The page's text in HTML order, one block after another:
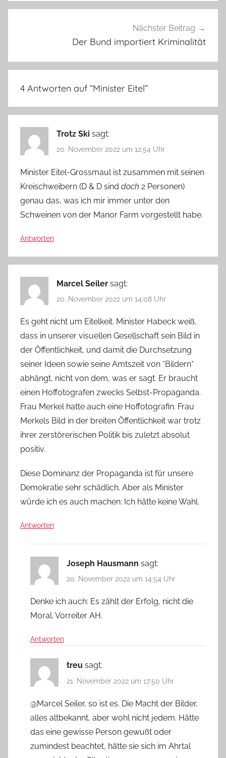
Nächster Beitrag
Der Bund importiert Kriminalität
4 Antworten auf “Minister Eitel”
Trotz Ski sagt:
20. November 2022 um 12:54 Uhr
Minister Eitel-Grossmaul ist zusammen mit seinen
Kreischweibern (D & D sind doch 2 Personen)
genau das, was ich mir immer unter den
Schweinen von der Manor Farm vorgestellt habe.
Antworten
Marcel Seiler sagt:
20. November 2022 um 14:08 Uhr
Es geht nicht um Eitelkeit. Minister Habeck weiß,
dass in unserer visuellen Gesellschaft sein Bild in
der Öffentlichkeit, und damit die Durchsetzung
seiner Ideen sowie seine Amtszeit von *Bildern*
abhängt, nicht von dem, was er sagt. Er braucht
einen Hoffotografen zwecks Selbst-Propaganda.
Frau Merkel hatte auch eine Hoffotografin. Frau
Merkels Bild in der breiten Öffentlichkeit war trotz
ihrer zerstörerischen Politik bis zuletzt absolut
positiv.
Diese Dominanz der Propaganda ist für unsere
Demokratie sehr schädlich. Aber als Minister
würde ich es auch machen: Ich hätte keine Wahl.
Antworten
Joseph Hausmann sagt:
20. November 2022 um 14:54 Uhr
Denke ich auch: Es zählt der Erfolg, nicht die
Moral. Vorreiter AH.
Antworten
treu sagt:
21. November 2022 um 17:50 Uhr
@Marcel Seiler, so ist es. Die Macht der Bilder,
alles altbekannt, aber wohl nicht jedem. Hätte
das eine gewisse Person gewußt oder
zumindest beachtet, hätte sie sich im Ahrtal